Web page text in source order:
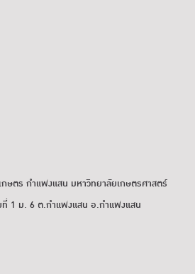
ษตร กำแพงแสน มหาวิทยาลัยเกษตรศาสตร์
ที่ 1 ม. 6 ต.กำแพงแสน อ.กำแพงแสน